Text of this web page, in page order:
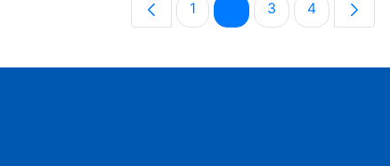
Pagina
1 PaginaPagina
3 Pagina
4